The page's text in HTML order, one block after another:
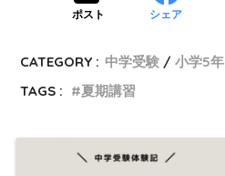
ポスト シェア
CATEGORY : 中学受験 小学5年
TAGS :
夏期講習